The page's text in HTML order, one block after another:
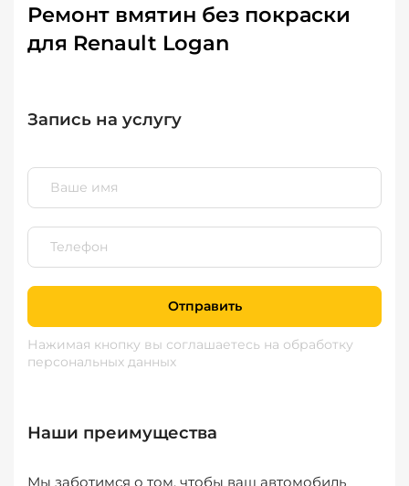
Ремонт вмятин без покраски
для Renault Logan
Запись на услугу
Отправить
Нажимая кнопку вы соглашаетесь на обработку
персональных данных
Наши преимущества
Мы заботимся о том, чтобы ваш автомобиль